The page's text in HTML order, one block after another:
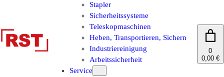
Stapler
Sicherheitssysteme
Teleskopmaschinen
Heben, Transportieren, Sichern
Industriereinigung
Arbeitssicherheit
Service
0
0,00 €